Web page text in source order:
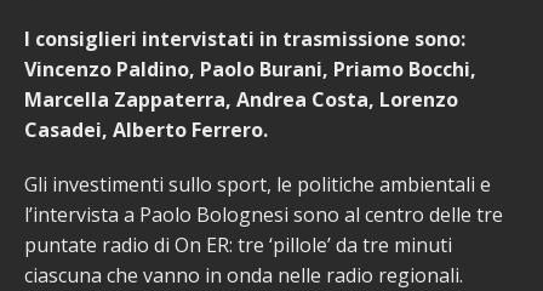
I consiglieri intervistati in trasmissione sono:
Vincenzo Paldino, Paolo Burani, Priamo Bocchi,
Marcella Zappaterra, Andrea Costa, Lorenzo
Casadei, Alberto Ferrero.
Gli investimenti sullo sport, le politiche ambientali e
l’intervista a Paolo Bolognesi sono al centro delle tre
puntate radio di On ER: tre ‘pillole’ da tre minuti
ciascuna che vanno in onda nelle radio regionali.